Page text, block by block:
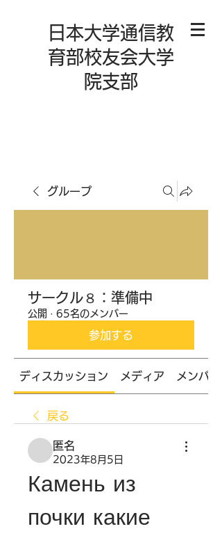
日本大学通信教
育部校友会大学
院支部
グループ
サークル８：準備中
公開 · 65名のメンバー
参加する
ディスカッション メディア メンバー
戻る
匿名
2023年8月5日
Камень из
почки какие